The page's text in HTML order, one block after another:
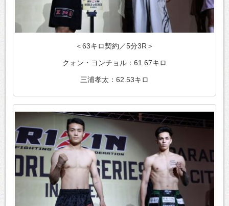
＜63キロ契約／5分3R＞
クォン・ヨンチョル：61.67キロ
三浦孝太：62.53キロ